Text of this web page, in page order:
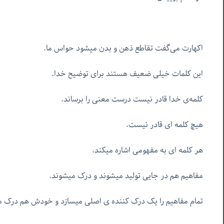
اکهارت می‌گفت تقاطع ذهن و بدن میشود حواس ما.
این کلمات خیلی ضعیف هستند برای توضیح خدا.
کلمه‌ی خدا قادر نیست درست معنی را برساند.
هیچ کلمه ای قادر نیست.
هر کلمه ای به مفهومی اشاره میکند.
مفاهیم هم در جایی تولید میشوند و درک میشوند.
تمام مفاهیم را یک درک کننده ی اصلی میسازد و خودش هم درک